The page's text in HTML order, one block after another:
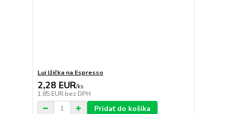
Lui lžička na Espresso
2,28 EUR/ks
1,85 EUR bez DPH
Pridať do košíka